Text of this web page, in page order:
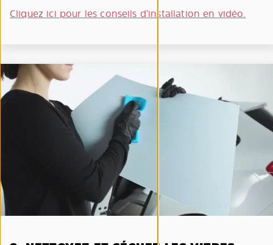
Cliquez ici pour les conseils d’installation en vidéo.